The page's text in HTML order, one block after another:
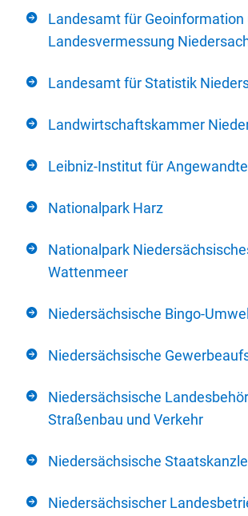
Landesamt für Geoinformation
Landesvermessung
Landesamt für Statistik
Landwirtschaftskammer
Leibniz-Institut für
Nationalpark Harz
Nationalpark
Wattenmeer
Niedersächsische Bingo-
Niedersächsische
Niedersächsische
Straßenbau und Verkehr
Niedersächsische
Niedersächsischer